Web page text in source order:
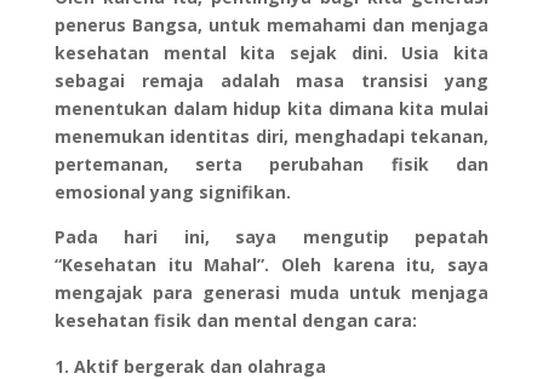
penerus Bangsa, untuk memahami dan menjaga
kesehatan mental kita sejak dini. Usia kita
sebagai remaja adalah masa transisi yang
menentukan dalam hidup kita dimana kita mulai
menemukan identitas diri, menghadapi tekanan,
pertemanan, serta perubahan fisik dan
emosional yang signifikan.
Pada hari ini, saya mengutip pepatah
“Kesehatan itu Mahal”. Oleh karena itu, saya
mengajak para generasi muda untuk menjaga
kesehatan fisik dan mental dengan cara:
Aktif bergerak dan olahraga